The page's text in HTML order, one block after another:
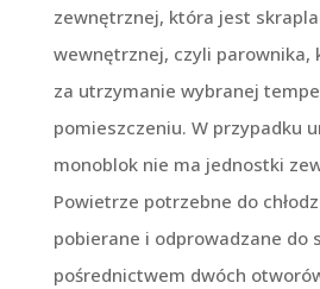
zewnętrznej, która jest
wewnętrznej, czyli parownika,
za utrzymanie wybranej
pomieszczeniu. W przypadku
monoblok nie ma jednostki
Powietrze potrzebne do
pobierane i odprowadzane do
pośrednictwem dwóch